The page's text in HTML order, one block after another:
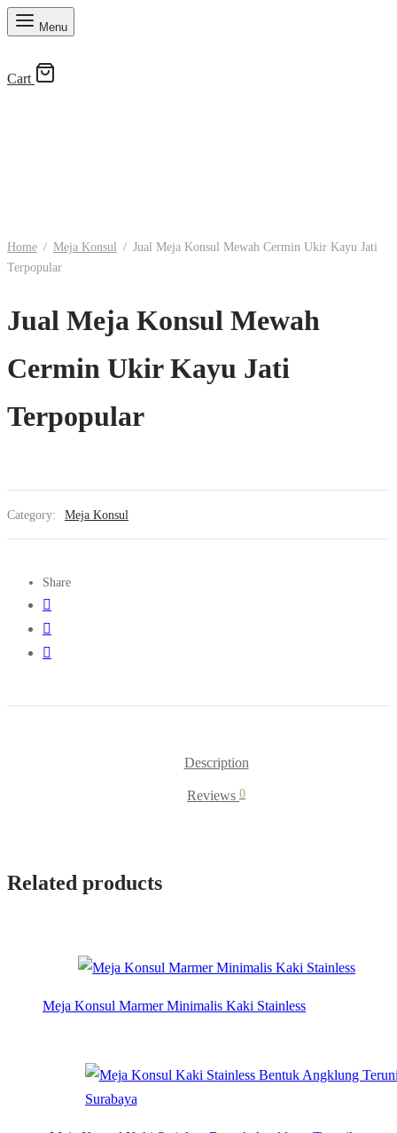
Menu
Cart
Home / Meja Konsul / Jual Meja Konsul Mewah Cermin Ukir Kayu Jati
Terpopular
Jual Meja Konsul Mewah
Cermin Ukir Kayu Jati
Terpopular
Category: Meja Konsul
Share
Description
Reviews 0
Related products
Meja Konsul Marmer Minimalis Kaki Stainless